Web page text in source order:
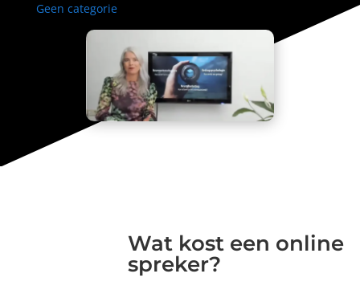
Geen categorie
Wat kost een online
spreker?